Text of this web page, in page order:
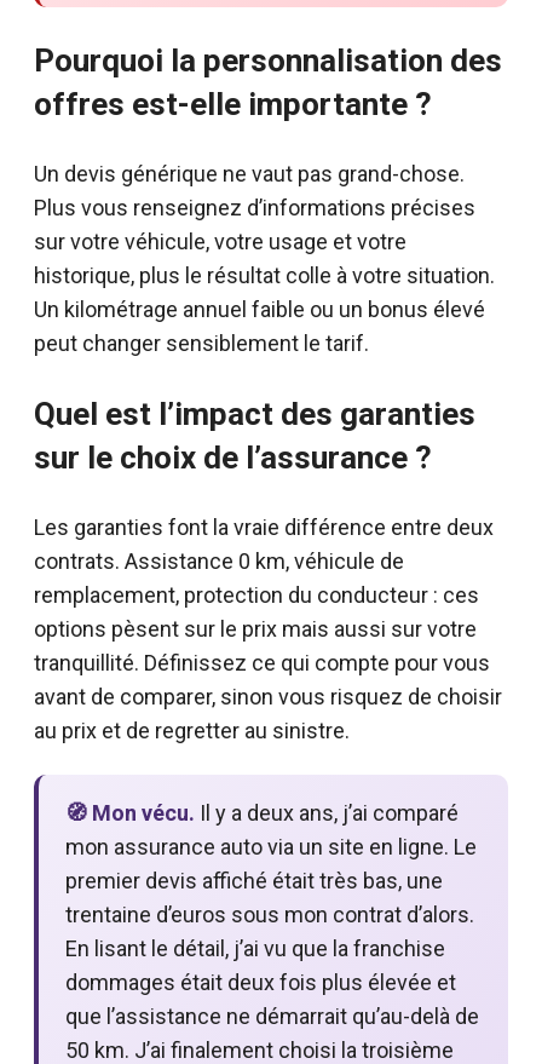
Pourquoi la personnalisation des
offres est-elle importante ?
Un devis générique ne vaut pas grand-chose.
Plus vous renseignez d’informations précises
sur votre véhicule, votre usage et votre
historique, plus le résultat colle à votre situation.
Un kilométrage annuel faible ou un bonus élevé
peut changer sensiblement le tarif.
Quel est l’impact des garanties
sur le choix de l’assurance ?
Les garanties font la vraie différence entre deux
contrats. Assistance 0 km, véhicule de
remplacement, protection du conducteur : ces
options pèsent sur le prix mais aussi sur votre
tranquillité. Définissez ce qui compte pour vous
avant de comparer, sinon vous risquez de choisir
au prix et de regretter au sinistre.
🧭 Mon vécu. Il y a deux ans, j’ai comparé
mon assurance auto via un site en ligne. Le
premier devis affiché était très bas, une
trentaine d’euros sous mon contrat d’alors.
En lisant le détail, j’ai vu que la franchise
dommages était deux fois plus élevée et
que l’assistance ne démarrait qu’au-delà de
50 km. J’ai finalement choisi la troisième